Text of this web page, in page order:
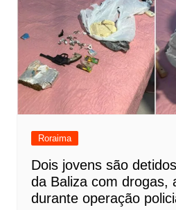
Roraima
Dois jovens são
da Baliza com drogas,
durante operação